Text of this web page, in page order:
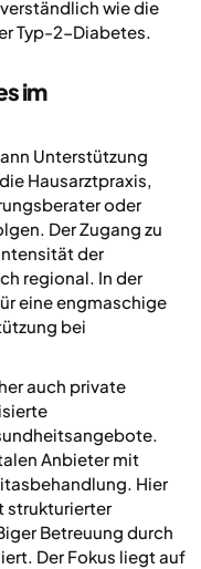
wie die
Typ-2-Diabetes.
im
Unterstützung
Hausarztpraxis,
oder
Der Zugang zu
der
regional. In der
eine engmaschige
bei
auch private
Anbieter mit
Hier
strukturierter
Betreuung durch
Der Fokus liegt auf